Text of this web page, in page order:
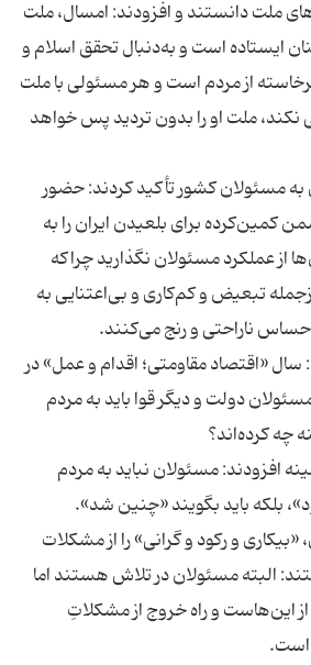
ملت دانستند و افزودند: امسال، ملت
ایستاده است و به‌‌دنبال تحقق اسلام و
از مردم است و هر مسئولی با ملت
نکند، ملت او را بدون تردید پس خواهد
مسئولان کشور تأکید کردند: حضور
کمین‌کرده برای بلعیدن ایران را به
از عملکرد مسئولان نگذارید چراکه
تبعیض و کم‌کاری و بی‌اعتنایی به
«اقتصاد مقاومتی؛ اقدام و عمل» در
دولت و دیگر قوا باید به مردم
افزودند: مسئولان نباید به مردم
و رکود و گرانی» را از مشکلات
البته مسئولان در تلاش هستند اما
این‌هاست و راه خروج از مشکلاتِ